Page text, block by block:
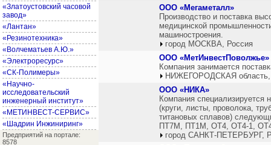
«Златоустовский часовой
завод»
«Лантан»
«Резинотехника»
«Волчематьев А.Ю.»
«Электроресурс»
«СК-Полимеры»
«Научно-
исследовательский
инженерный институт»
«МЕТИНВЕСТ-СЕРВИС»
«Шадрин Инжиниринг»
Предприятий на портале:
8578
ООО «Мегаметалл»
Производство и поставка
медицинской
машиностроения.
город МОСКВА, Россия
ООО «МетИнвестПоволжье»
Компания занимается
НИЖЕГОРОДСКАЯ область,
ООО «НИКА»
Компания специализируется
(круги, листы, проволока,
титановых сплавов)
ПТ7М, ПТ1М, ОТ4, ОТ4-1,
город САНКТ-ПЕТЕРБУРГ,